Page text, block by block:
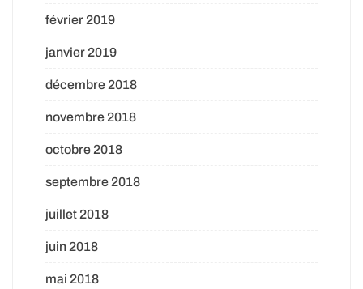
février 2019
janvier 2019
décembre 2018
novembre 2018
octobre 2018
septembre 2018
juillet 2018
juin 2018
mai 2018